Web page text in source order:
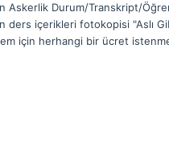
Askerlik Durum/Transkript/
ders içerikleri fotokopisi "Aslı
için herhangi bir ücret